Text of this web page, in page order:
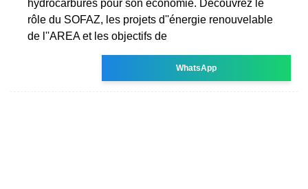
hydrocarbures pour son économie. Découvrez le
rôle du SOFAZ, les projets d''énergie renouvelable
de l''AREA et les objectifs de
WhatsApp